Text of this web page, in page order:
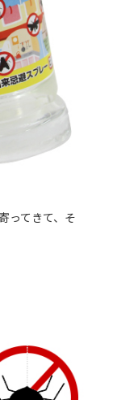
ってきて、そ